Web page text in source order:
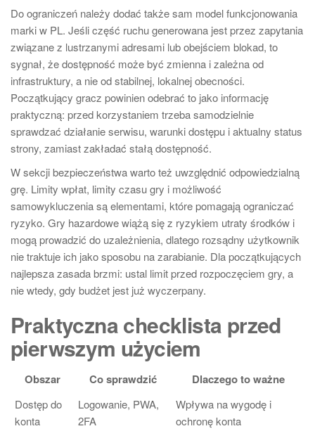
Do ograniczeń należy dodać także sam model funkcjonowania
marki w PL. Jeśli część ruchu generowana jest przez zapytania
związane z lustrzanymi adresami lub obejściem blokad, to
sygnał, że dostępność może być zmienna i zależna od
infrastruktury, a nie od stabilnej, lokalnej obecności.
Początkujący gracz powinien odebrać to jako informację
praktyczną: przed korzystaniem trzeba samodzielnie
sprawdzać działanie serwisu, warunki dostępu i aktualny status
strony, zamiast zakładać stałą dostępność.
W sekcji bezpieczeństwa warto też uwzględnić odpowiedzialną
grę. Limity wpłat, limity czasu gry i możliwość
samowykluczenia są elementami, które pomagają ograniczać
ryzyko. Gry hazardowe wiążą się z ryzykiem utraty środków i
mogą prowadzić do uzależnienia, dlatego rozsądny użytkownik
nie traktuje ich jako sposobu na zarabianie. Dla początkujących
najlepsza zasada brzmi: ustal limit przed rozpoczęciem gry, a
nie wtedy, gdy budżet jest już wyczerpany.
Praktyczna checklista przed
pierwszym użyciem
Obszar Co sprawdzić Dlaczego to ważne
Dostęp do
konta
Logowanie, PWA,
2FA
Wpływa na wygodę i
ochronę konta